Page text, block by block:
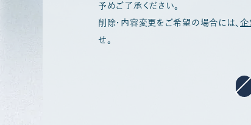
予めご了承ください。
削除・内容変更をご希望の場合には、企
せ。